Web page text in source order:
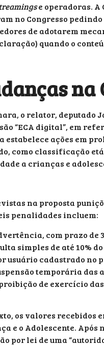
e operadoras. A
no Congresso
de adotarem
quando o
na
o relator, deputado
“ECA digital”, em
estabelece ações em
como classificação
a crianças e
na proposta
penalidades incluem:
com prazo de
simples de até 10%
usuário cadastrado no
temporária das
de exercício
os valores recebidos
e o Adolescente.
por lei de uma